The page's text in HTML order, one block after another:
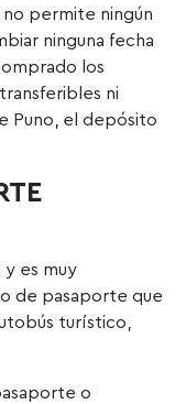
permite ningún
ninguna fecha
los
ni
Puno, el depósito
y es muy
de pasaporte que
turístico,
o